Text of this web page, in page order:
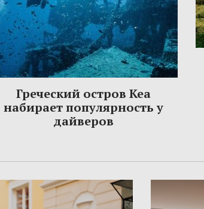
Греческий остров Кеа
набирает популярность у
дайверов